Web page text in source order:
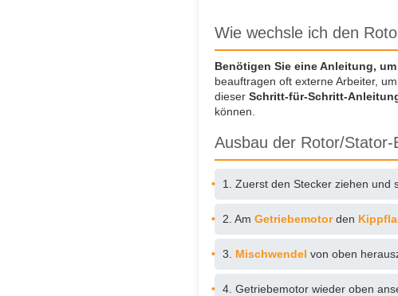
Wie wechsle ich den
Benötigen Sie eine Anleitung,
beauftragen oft externe Arbeiter,
dieser Schritt-für-Schritt-
können.
Ausbau der Rotor/Stator-
1. Zuerst den Stecker ziehen und
2. Am Getriebemotor den
3. Mischwendel von oben
4. Getriebemotor wieder oben